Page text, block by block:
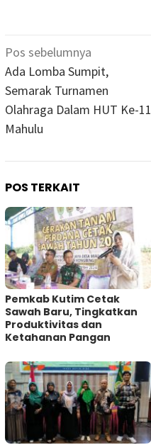
Navigasi
pos
Pos sebelumnya
Ada Lomba Sumpit,
Semarak Turnamen
Olahraga Dalam HUT Ke-11
Mahulu
POS TERKAIT
Pemkab Kutim Cetak
Sawah Baru, Tingkatkan
Produktivitas dan
Ketahanan Pangan